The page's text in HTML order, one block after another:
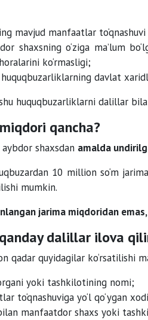
mavjud manfaatlar
shaxsning o‘ziga ma’lum
ko‘rmasligi;
davlat
huquqbuzarliklarni dalillar
qancha?
shaxsdan amalda
10 million so‘m
mumkin.
jarima miqdoridan
dalillar ilova
qadar quyidagilar ko‘rsatilishi
yoki tashkilotining nomi;
to‘qnashuviga yo‘l qo‘ygan
manfaatdor shaxs yoki